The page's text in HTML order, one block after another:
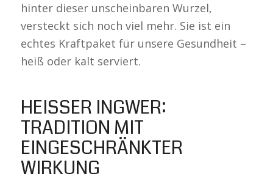
hinter dieser unscheinbaren Wurzel,
versteckt sich noch viel mehr. Sie ist ein
echtes Kraftpaket für unsere Gesundheit –
heiß oder kalt serviert.
HEISSER INGWER: T
RADITION MIT E
INGESCHRÄNKTER W
IRKUNG